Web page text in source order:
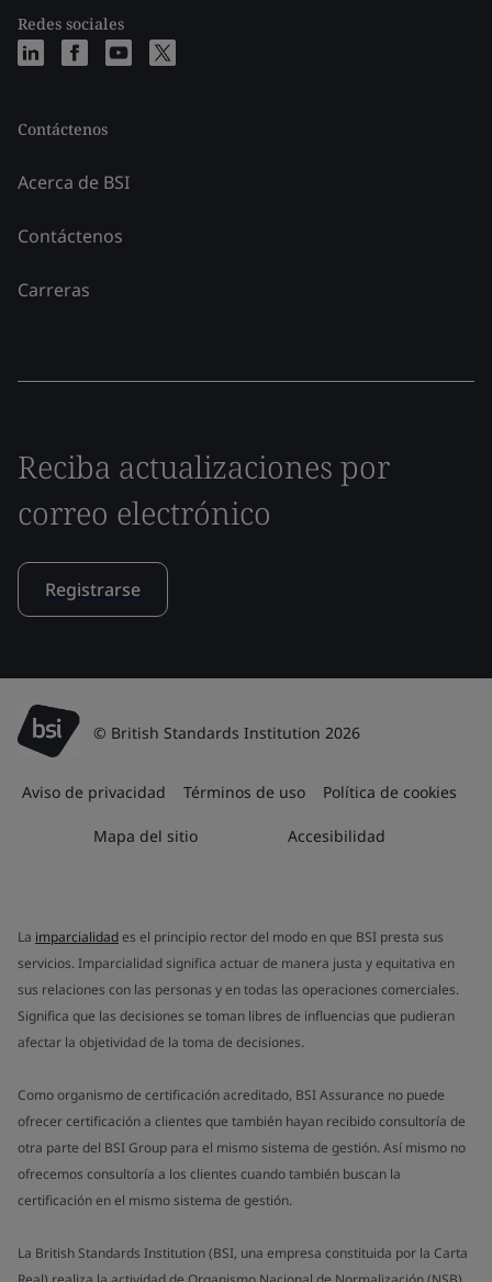
Redes sociales
Contáctenos
Acerca de BSI
Contáctenos
Carreras
Reciba actualizaciones por
correo electrónico
Registrarse
© British Standards Institution 2026
Aviso de privacidad Términos de uso Política de cookies
Mapa del sitio Accesibilidad
La imparcialidades el principio rector del modo en que BSI presta sus
servicios. Imparcialidad significa actuar de manera justa y equitativa en
sus relaciones con las personas y en todas las operaciones comerciales.
Significa que las decisiones se toman libres de influencias que pudieran
afectar la objetividad de la toma de decisiones.
Como organismo de certificación acreditado, BSI Assurance no puede
ofrecer certificación a clientes que también hayan recibido consultoría de
otra parte del BSI Group para el mismo sistema de gestión. Así mismo no
ofrecemos consultoría a los clientes cuando también buscan la
certificación en el mismo sistema de gestión.
La British Standards Institution (BSI, una empresa constituida por la Carta